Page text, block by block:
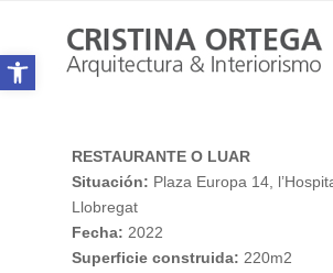
Abrir barra de herramientas
RESTAURANTE O LUAR
Situación: Plaza Europa 14,
Llobregat
Fecha: 2022
Superficie construida: 220m2